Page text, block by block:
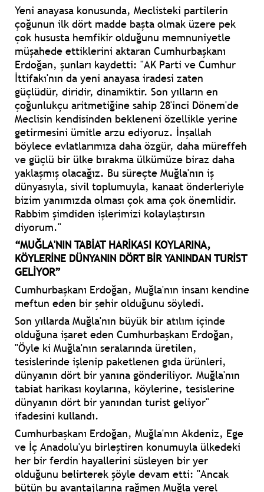
Yeni anayasa konusunda, Meclisteki partilerin
çoğunun ilk dört madde başta olmak üzere pek
çok hususta hemfikir olduğunu memnuniyetle
müşahede ettiklerini aktaran Cumhurbaşkanı
Erdoğan, şunları kaydetti: "AK Parti ve Cumhur
İttifakı'nın da yeni anayasa iradesi zaten
güçlüdür, diridir, dinamiktir. Son yılların en
çoğunlukçu aritmetiğine sahip 28'inci Dönem'de
Meclisin kendisinden bekleneni özellikle yerine
getirmesini ümitle arzu ediyoruz. İnşallah
böylece evlatlarımıza daha özgür, daha müreffeh
ve güçlü bir ülke bırakma ülkümüze biraz daha
yaklaşmış olacağız. Bu süreçte Muğla'nın iş
dünyasıyla, sivil toplumuyla, kanaat önderleriyle
bizim yanımızda olması çok ama çok önemlidir.
Rabbim şimdiden işlerimizi kolaylaştırsın
diyorum."
“MUĞLA'NIN TABİAT HARİKASI KOYLARINA,
KÖYLERİNE DÜNYANIN DÖRT BİR YANINDAN TURİST
GELİYOR”
Cumhurbaşkanı Erdoğan, Muğla'nın insanı kendine
meftun eden bir şehir olduğunu söyledi.
Son yıllarda Muğla'nın büyük bir atılım içinde
olduğuna işaret eden Cumhurbaşkanı Erdoğan,
"Öyle ki Muğla'nın seralarında üretilen,
tesislerinde işlenip paketlenen gıda ürünleri,
dünyanın dört bir yanına gönderiliyor. Muğla'nın
tabiat harikası koylarına, köylerine, tesislerine
dünyanın dört bir yanından turist geliyor"
ifadesini kullandı.
Cumhurbaşkanı Erdoğan, Muğla'nın Akdeniz, Ege
ve İç Anadolu'yu birleştiren konumuyla ülkedeki
her bir ferdin hayallerini süsleyen bir yer
olduğunu belirterek şöyle devam etti: "Ancak
bütün bu avantajlarına rağmen Muğla yerel